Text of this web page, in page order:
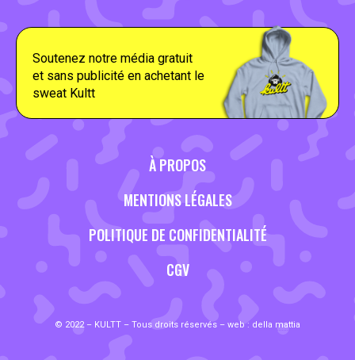
Soutenez notre média gratuit
et sans publicité en achetant le
sweat Kultt
À PROPOS
MENTIONS LÉGALES
POLITIQUE DE CONFIDENTIALITÉ
CGV
© 2022 – KULTT – Tous droits réservés – web : della mattia